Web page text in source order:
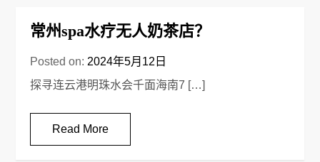
常州spa水疗无人奶茶店？
Posted on: 2024年5月12日
探寻连云港明珠水会千面海南7 […]
Read More